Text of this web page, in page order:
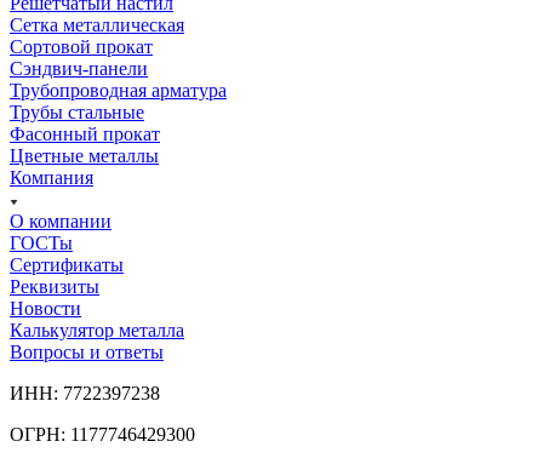
Сетка металлическая
Сортовой прокат
Сэндвич-панели
Трубопроводная арматура
Трубы стальные
Фасонный прокат
Цветные металлы
Компания
О компании
ГОСТы
Сертификаты
Реквизиты
Новости
Калькулятор металла
Вопросы и ответы
ИНН: 7722397238
ОГРН: 1177746429300